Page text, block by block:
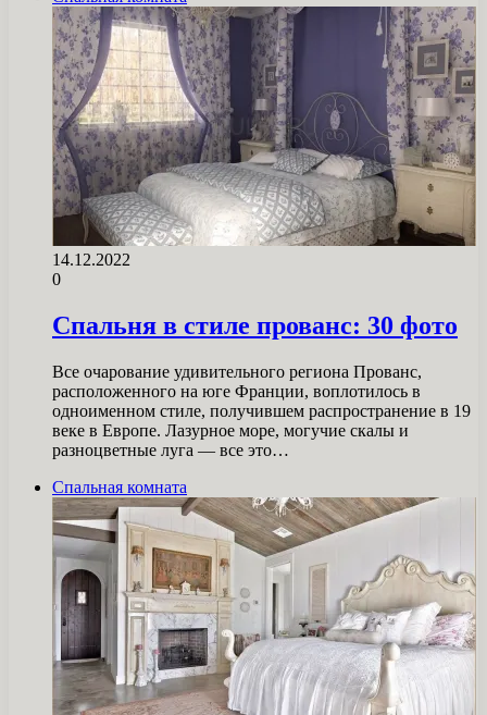
14.12.2022
0
Спальня в стиле прованс: 30 фото
Все очарование удивительного региона Прованс,
расположенного на юге Франции, воплотилось в
одноименном стиле, получившем распространение в 19
веке в Европе. Лазурное море, могучие скалы и
разноцветные луга — все это…
Спальная комната